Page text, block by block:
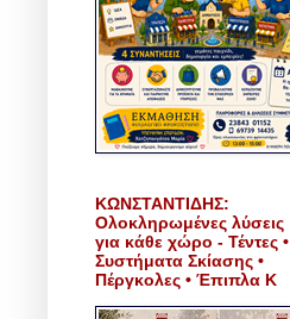
ΚΩΝΣΤΑΝΤΙΔΗΣ:
Ολοκληρωμένες λύσεις
για κάθε χώρο - Τέντες •
Συστήματα Σκίασης •
Πέργκολες • Έπιπλα Κ